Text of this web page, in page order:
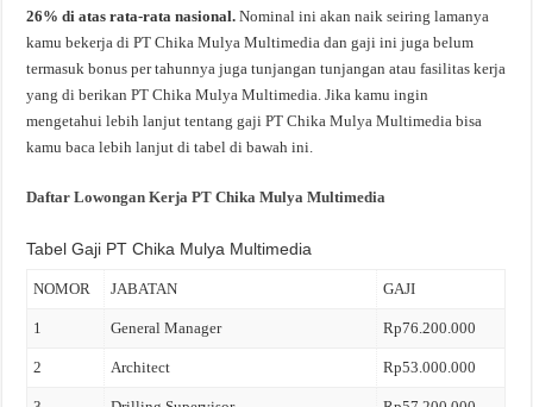
26% di atas rata-rata nasional.Nominal ini akan naik seiring lamanya
kamu bekerja di PT Chika Mulya Multimedia dan gaji ini juga belum
termasuk bonus per tahunnya juga tunjangan tunjangan atau fasilitas kerja
yang di berikan PT Chika Mulya Multimedia. Jika kamu ingin
mengetahui lebih lanjut tentang gaji PT Chika Mulya Multimedia bisa
kamu baca lebih lanjut di tabel di bawah ini.
Daftar Lowongan Kerja PT Chika Mulya Multimedia
Tabel Gaji PT Chika Mulya Multimedia
NOMOR JABATAN GAJI
1 General Manager Rp76.200.000
2 Architect Rp53.000.000